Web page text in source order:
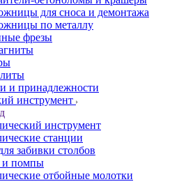
для сноса и демонтажа
по металлу
фрезы
и принадлежности
инструмент
инструмент
станции
забивки столбов
и помпы
отбойные молотки